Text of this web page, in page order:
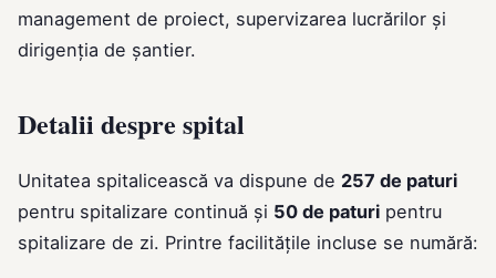
management de proiect, supervizarea lucrărilor și
dirigenția de șantier.
Detalii despre spital
Unitatea spitalicească va dispune de 257 de paturi
pentru spitalizare continuă și 50 de paturi pentru
spitalizare de zi. Printre facilitățile incluse se numără: